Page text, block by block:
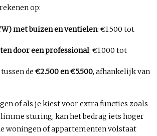
op:
met buizen en ventielen: €1.500 tot
door een professional: €1.000 tot
tussen de €2.500 en €5.500, afhankelijk van
of als je kiest voor extra functies zoals
sturing, kan het bedrag iets hoger
woningen of appartementen volstaat